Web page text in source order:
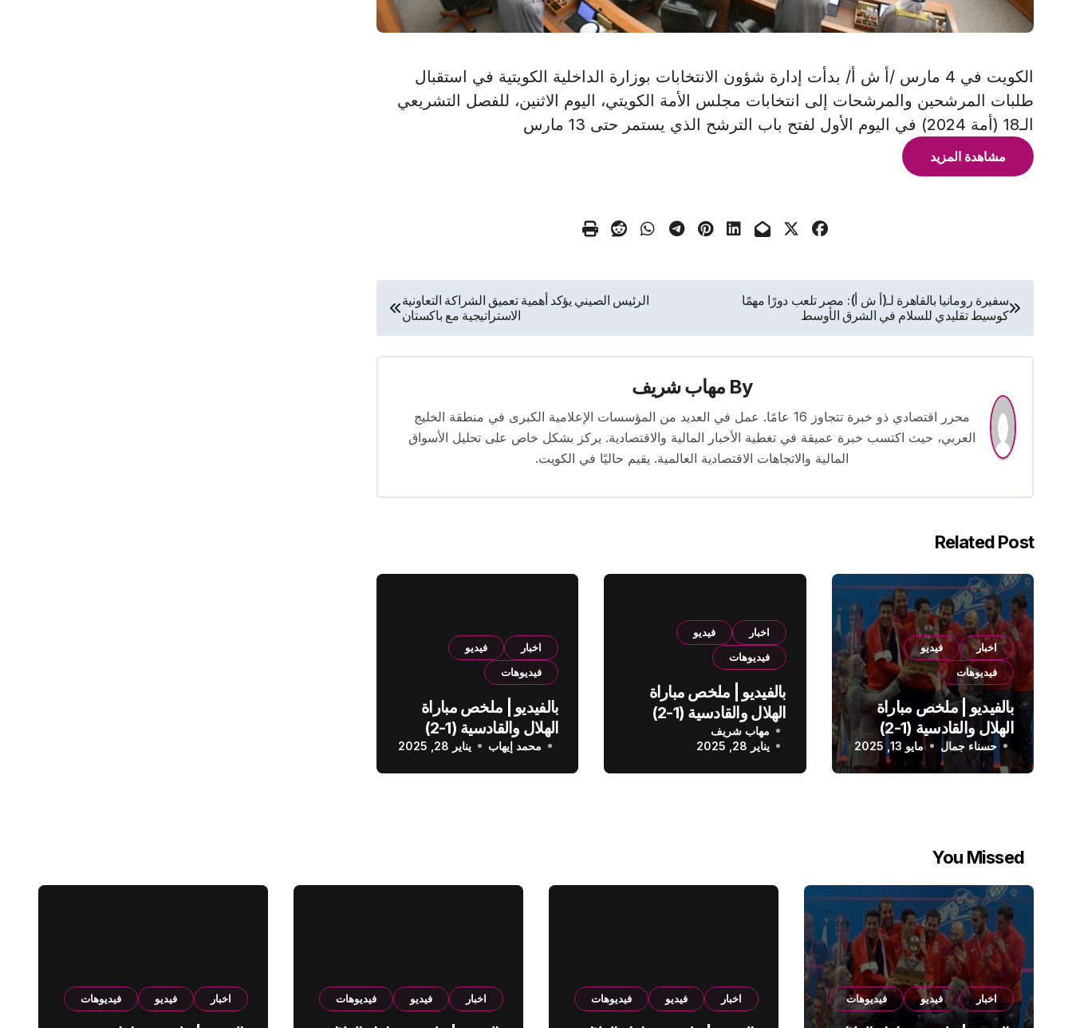
الكويت في 4 مارس /أ ش أ/ بدأت إدارة شؤون الانتخابات بوزارة الداخلية الكويتية في استقبال
طلبات المرشحين والمرشحات إلى انتخابات مجلس الأمة الكويتي، اليوم الاثنين، للفصل التشريعي
الـ18 (أمة 2024) في اليوم الأول لفتح باب الترشح الذي يستمر حتى 13 مارس
مشاهدة المزيد
تصفّح
المقالات
سفيرة رومانيا بالقاهرة لـ(أ ش أ): مصر تلعب دورًا مهمًا
كوسيط تقليدي للسلام في الشرق الأوسط
الرئيس الصيني يؤكد أهمية تعميق الشراكة التعاونية
الاستراتيجية مع باكستان
By مهاب شريف
محرر اقتصادي ذو خبرة تتجاوز 16 عامًا. عمل في العديد من المؤسسات الإعلامية الكبرى في منطقة الخليج
العربي، حيث اكتسب خبرة عميقة في تغطية الأخبار المالية والاقتصادية. يركز بشكل خاص على تحليل الأسواق
المالية والاتجاهات الاقتصادية العالمية. يقيم حاليًا في الكويت.
Related Post
اخبار
فيديو
فيديوهات
بالفيديو | ملخص مباراة
الهلال والقادسية (1-2)
الدوري السعودي
حسناء جمال مايو 13, 2025
اخبار
فيديو
فيديوهات
بالفيديو | ملخص مباراة
الهلال والقادسية (1-2)
الدوري السعودي
مهاب شريف
يناير 28, 2025
اخبار
فيديو
فيديوهات
بالفيديو | ملخص مباراة
الهلال والقادسية (1-2)
الدوري السعودي
محمد إيهاب يناير 28, 2025
You Missed
اخبار فيديو فيديوهات اخبار فيديو فيديوهات اخبار فيديو فيديوهات اخبار فيديو فيديوهات